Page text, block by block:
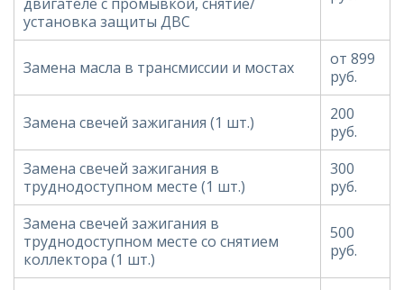
установка защиты ДВС
Замена масла в трансмиссии и мостах
от 899
руб.
Замена свечей зажигания (1 шт.)
200
руб.
Замена свечей зажигания в
труднодоступном месте (1 шт.)
300
руб.
Замена свечей зажигания в
труднодоступном месте со снятием
коллектора (1 шт.)
500
руб.